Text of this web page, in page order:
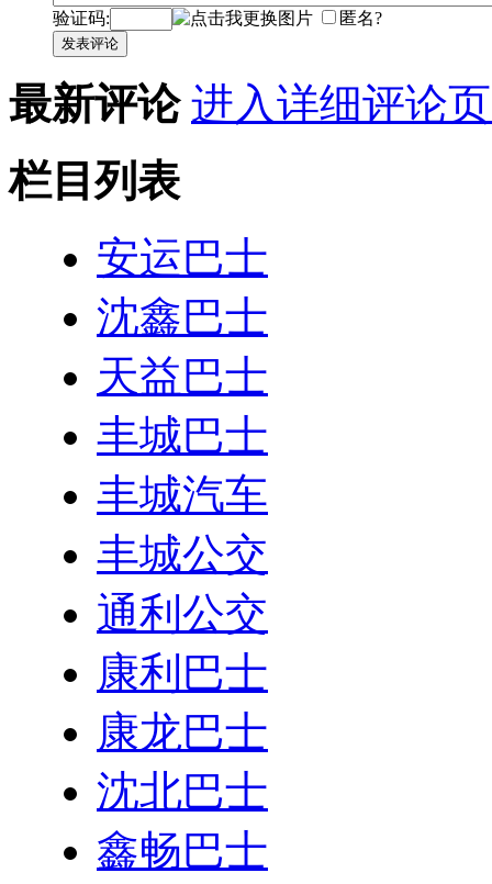
验证码: 匿名?
发表评论
最新评论 进入详细评论
栏目列表
安运巴士
沈鑫巴士
天益巴士
丰城巴士
丰城汽车
丰城公交
通利公交
康利巴士
康龙巴士
沈北巴士
鑫畅巴士